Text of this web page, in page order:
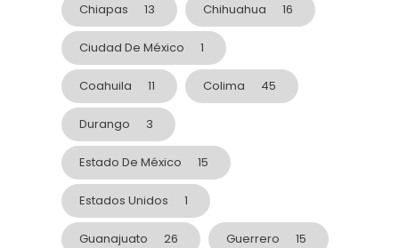
Chiapas 13 Chihuahua 16
Ciudad De México 1
Coahuila 11 Colima 45
Durango 3
Estado De México 15
Estados Unidos 1
Guanajuato 26 Guerrero 15